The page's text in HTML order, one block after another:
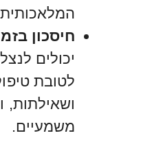
חיסכון
לטובת
ושאילתות,
משמעיים.